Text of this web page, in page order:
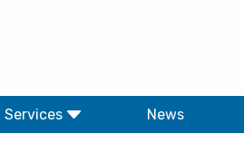
Services News